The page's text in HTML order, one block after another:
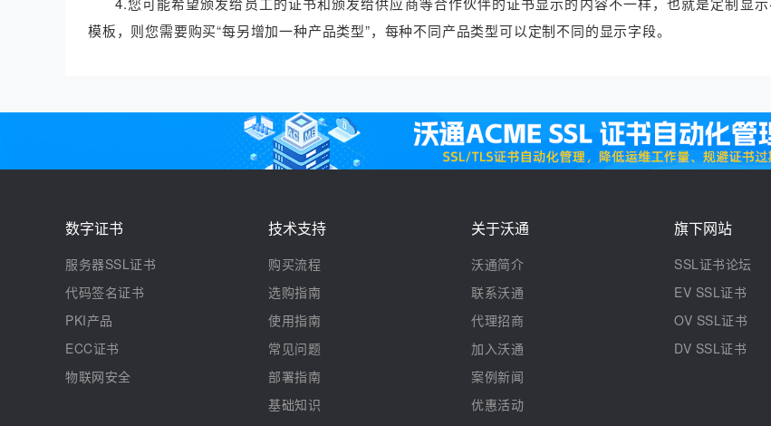
模板，则您需要购买“每另增加一种产品类型”，每种不同产品类型可以定制不同的显示字段。
数字证书
服务器SSL证书
代码签名证书
PKI产品
ECC证书
物联网安全
技术支持
购买流程
选购指南
使用指南
常见问题
部署指南
基础知识
关于沃通
沃通简介
联系沃通
代理招商
加入沃通
案例新闻
优惠活动
旗下网站
SSL证书论坛
EV SSL证书
OV SSL证书
DV SSL证书